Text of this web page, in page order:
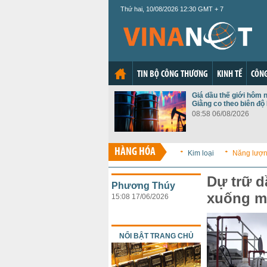
Thứ hai, 10/08/2026 12:30 GMT + 7
TIN BỘ CÔNG THƯƠNG KINH TẾ
Giá dầu thế giới hôm
Giằng co theo biên độ
08:58 06/08/2026
HÀNG HÓA Kim loại Năng
Dự trữ
xuống
Phương Thúy
15:08 17/06/2026
NỔI BẬT TRANG CHỦ